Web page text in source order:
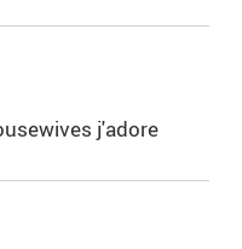
j'adore